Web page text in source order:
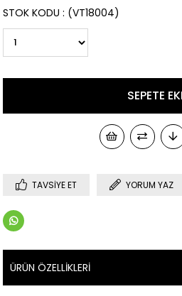
(VT18004)
STOK KODU
TAVSIYE ET YORUM YAZ
ÜRÜN ÖZELLIKLERI